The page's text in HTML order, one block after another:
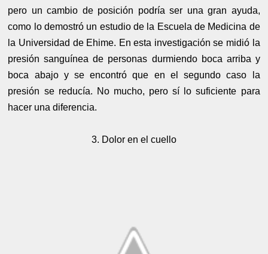
pero un cambio de posición podría ser una gran ayuda,
como lo demostró un estudio de la Escuela de Medicina de
la Universidad de Ehime. En esta investigación se midió la
presión sanguínea de personas durmiendo boca arriba y
boca abajo y se encontró que en el segundo caso la
presión se reducía. No mucho, pero sí lo suficiente para
hacer una diferencia.
3. Dolor en el cuello